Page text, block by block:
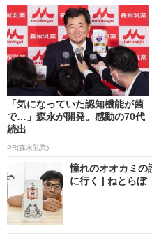
「気になっていた認知機能が菌
で…」森永が開発。感動の70代
続出
PR(森永乳業)
憧れのオオカミの
に行く | ねとらぼ